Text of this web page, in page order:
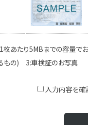
あたり5MBまでの容量で
もの) 3:車検証のお写真
入力内容を確